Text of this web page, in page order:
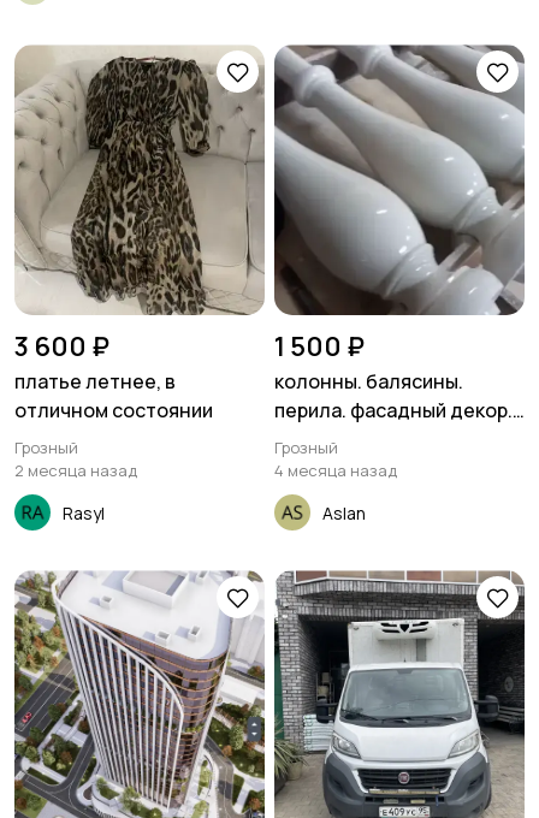
3 600 ₽
платье летнее, в
отличном состоянии
Грозный
2 месяца назад
Rasyl
1 500 ₽
колонны. балясины.
перила. фасадный декор.
СФБ
Грозный
4 месяца назад
Aslan